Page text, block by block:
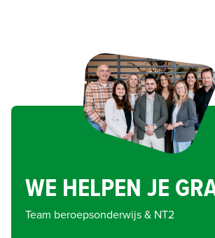
WE HELPEN JE
Team beroepsonderwijs & NT2